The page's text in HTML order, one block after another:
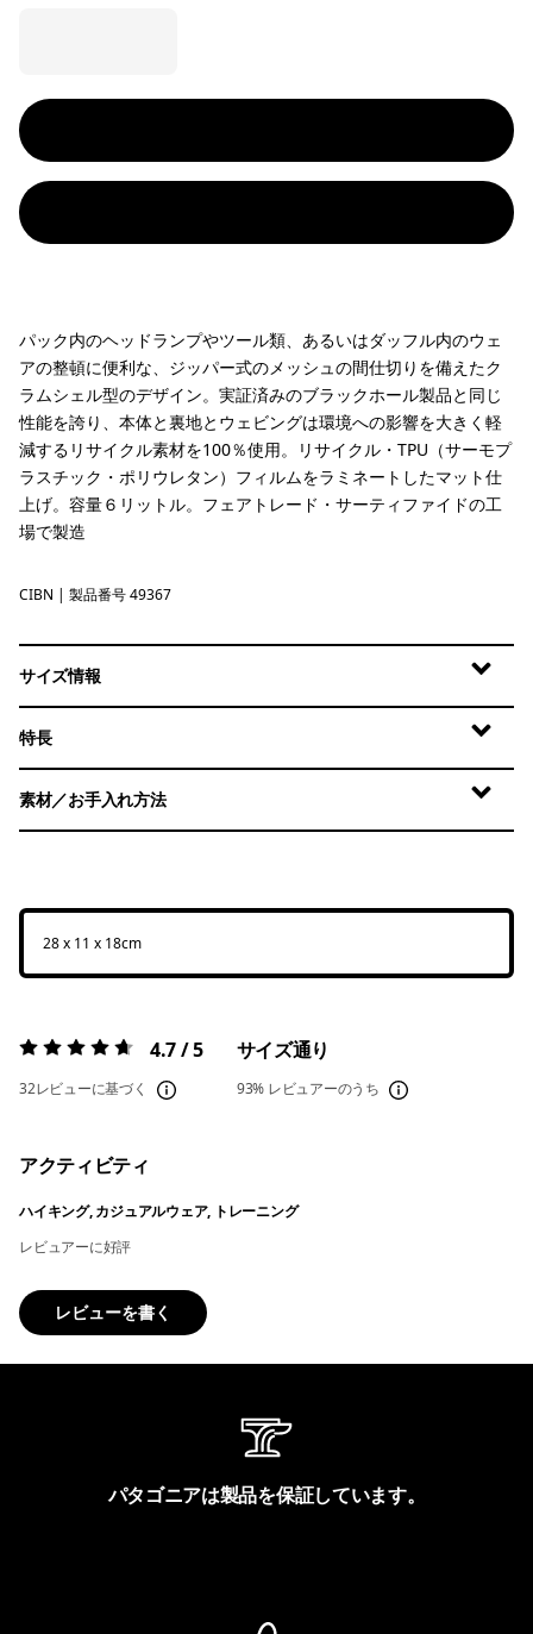
パック内のヘッドランプやツール類、あるいはダッフル内のウェ
アの整頓に便利な、ジッパー式のメッシュの間仕切りを備えたク
ラムシェル型のデザイン。実証済みのブラックホール製品と同じ
性能を誇り、本体と裏地とウェビングは環境への影響を大きく軽
減するリサイクル素材を100％使用。リサイクル・TPU（サーモプ
ラスチック・ポリウレタン）フィルムをラミネートしたマット仕
上げ。容量６リットル。フェアトレード・サーティファイドの工
場で製造
Cinnamon Brown
CIBN | 製品番号 49367
サイズ情報
特長
素材／お手入れ方法
28 x 11 x 18cm
評価:4.7 / 5 4.7 / 5
32レビューに基づく
サイズ通り
93% レビュアーのうち
アクティビティ
ハイキング, カジュアルウェア, トレーニング
レビュアーに好評
レビューを書く
パタゴニアは製品を保証しています。